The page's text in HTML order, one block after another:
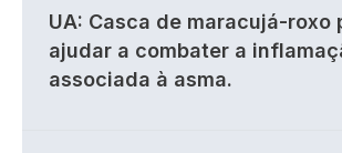
UA: Casca de maracujá-roxo
ajudar a combater a
associada à asma.